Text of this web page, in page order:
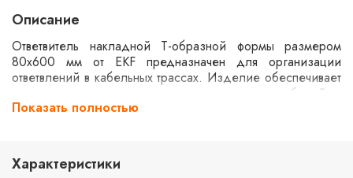
Описание
Ответвитель накладной Т-образной формы размером
80х600 мм от EKF предназначен для организации
ответвлений в кабельных трассах. Изделие обеспечивает
надежное соединение и распределение кабелей в
электрических системах. Применяется в промышленных и
Показать полностью
Характеристики